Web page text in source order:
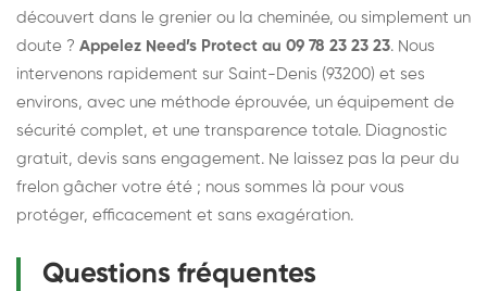
découvert dans le grenier ou la cheminée, ou simplement un
doute ? Appelez Need’s Protect au 09 78 23 23 23. Nous
intervenons rapidement sur Saint-Denis (93200) et ses
environs, avec une méthode éprouvée, un équipement de
sécurité complet, et une transparence totale. Diagnostic
gratuit, devis sans engagement. Ne laissez pas la peur du
frelon gâcher votre été ; nous sommes là pour vous
protéger, efficacement et sans exagération.
Questions fréquentes